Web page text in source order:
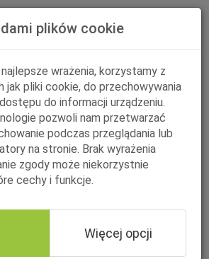
plików cookie
wrażenia, korzystamy z
jak pliki cookie, do przechowywania
do informacji urządzeniu.
pozwoli nam przetwarzać
podczas przeglądania lub
na stronie. Brak wyrażenia
zgody może niekorzystnie
cechy i funkcje.
Więcej opcji